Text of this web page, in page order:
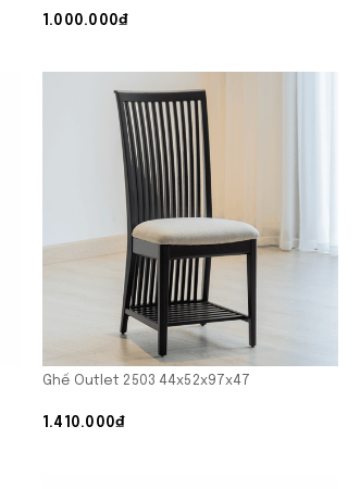
1.000.000₫
Ghế Outlet 2503 44x52x97x47
1.410.000₫